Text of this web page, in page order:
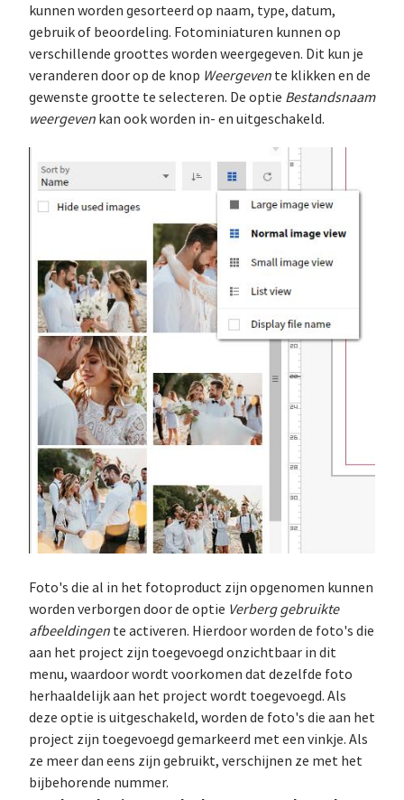
kunnen worden gesorteerd op naam, type, datum,
gebruik of beoordeling. Fotominiaturen kunnen op
verschillende groottes worden weergegeven. Dit kun je
veranderen door op de knop Weergeven te klikken en de
gewenste grootte te selecteren. De optie Bestandsnaam
weergeven kan ook worden in- en uitgeschakeld.
Foto's die al in het fotoproduct zijn opgenomen kunnen
worden verborgen door de optie Verberg gebruikte
afbeeldingen te activeren. Hierdoor worden de foto's die
aan het project zijn toegevoegd onzichtbaar in dit
menu, waardoor wordt voorkomen dat dezelfde foto
herhaaldelijk aan het project wordt toegevoegd. Als
deze optie is uitgeschakeld, worden de foto's die aan het
project zijn toegevoegd gemarkeerd met een vinkje. Als
ze meer dan eens zijn gebruikt, verschijnen ze met het
bijbehorende nummer.